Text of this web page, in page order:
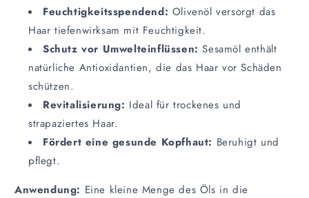
Feuchtigkeitsspendend: Olivenöl versorgt das
Haar tiefenwirksam mit Feuchtigkeit.
Schutz vor Umwelteinflüssen: Sesamöl enthält
natürliche Antioxidantien, die das Haar vor Schäden
schützen.
Revitalisierung: Ideal für trockenes und
strapaziertes Haar.
Fördert eine gesunde Kopfhaut: Beruhigt und
pflegt.
Anwendung: Eine kleine Menge des Öls in die